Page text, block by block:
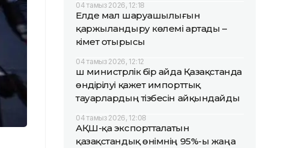
04 тамыз 2026, 12:18
Елде мал шаруашылығын
қаржыландыру көлемі артады –
Үкімет отырысы
04 тамыз 2026, 12:12
Үш министрлік бір айда Қазақстанда
өндірілуі қажет импорттық
тауарлардың тізбесін айқындайды
04 тамыз 2026, 12:08
АҚШ-қа экспортталатын
қазақстандық өнімнің 95%-ы жаңа